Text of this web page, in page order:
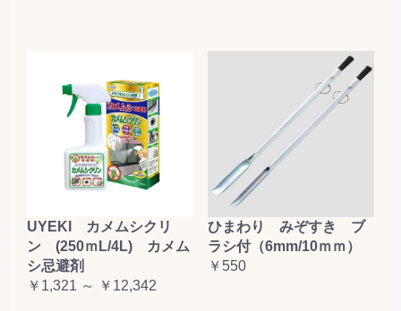
UYEKI カメムシクリ
ン (250ｍL/4L) カメム
シ忌避剤
￥1,321 ～ ￥12,342
ひまわり みぞすき ブ
ラシ付（6mm/10ｍｍ）
￥550